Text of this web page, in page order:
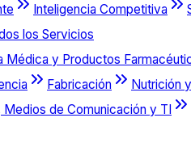
Inteligencia Competitiva
los Servicios
Médica y Productos
Fabricación Nutrición
Medios de Comunicación y TI